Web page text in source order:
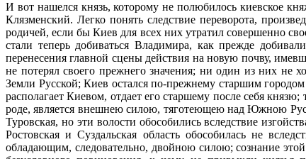
И вот нашелся князь, которому не полюбилось киевское
Клязменский. Легко понять следствие переворота,
родичей, если бы Киев для всех них утратил совершенно
стали теперь добиваться Владимира, как прежде
перенесения главной сцены действия на новую почву,
не потерял своего прежнего значения; ни один из них не
Земли Русской; Киев остался по-прежнему старшим
располагает Киевом, отдает его старшему после себя
роде, является внешнею силою, тяготеющею над Южною
Туровская, но эти волости обособились вследствие
Ростовская и Суздальская область обособилась не
обладающим, следовательно, двойною силою; сознание